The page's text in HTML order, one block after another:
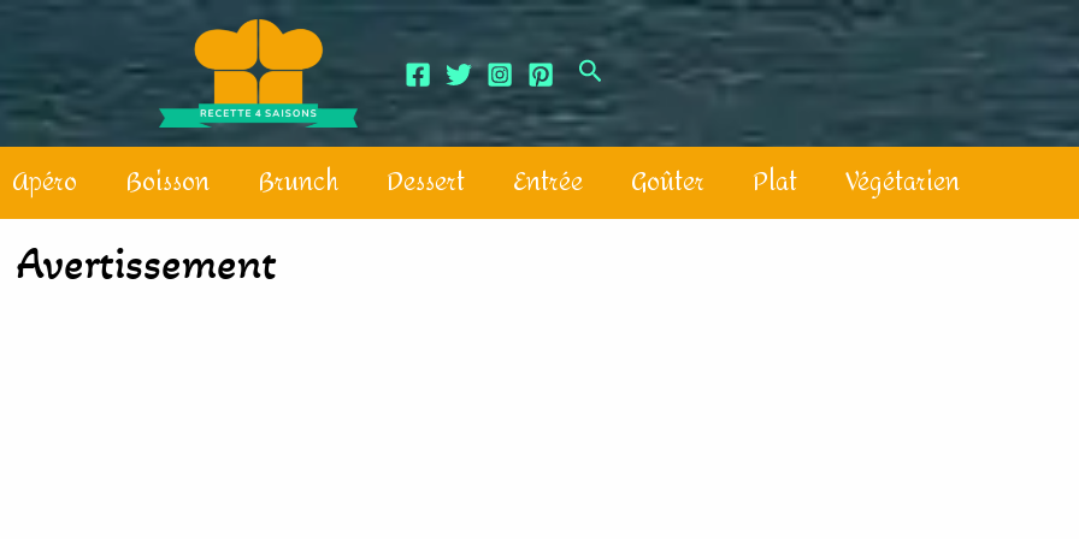
Apéro Boisson Brunch Dessert Entrée Goûter Plat Végétarien
Avertissement